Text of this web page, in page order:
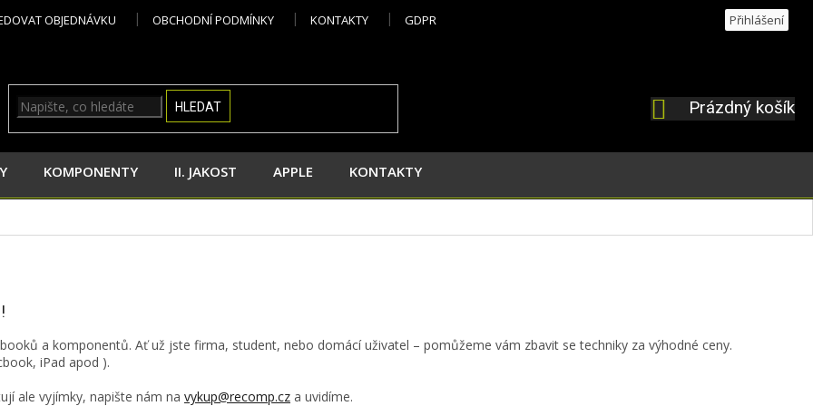
OBJEDNÁVKU OBCHODNÍ PODMÍNKY KONTAKTY GDPR Přihlášení
HLEDAT
NÁKUPNÍ
Prázdný košík
KOMPONENTY II. JAKOST APPLE KONTAKTY
a komponentů. Ať už jste firma, student, nebo domácí uživatel – pomůžeme vám zbavit se techniky za výhodné ceny.
iPad apod ).
ale vyjímky, napište nám na vykup@recomp.cz a uvidíme.